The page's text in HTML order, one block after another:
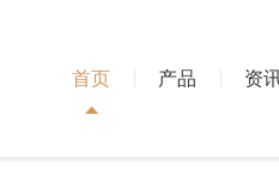
首页

产品 资